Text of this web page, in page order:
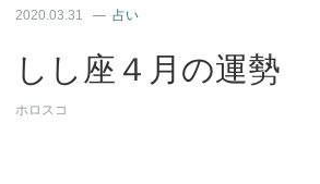
2020.03.31 占い
しし座４月の運勢
ホロスコ